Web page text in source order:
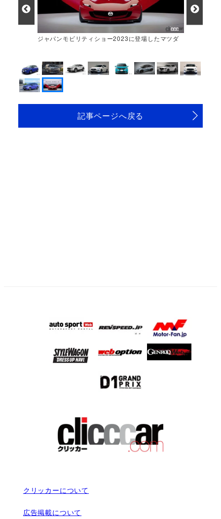
ジャパンモビリティショー2023に登場したマツダ
記事ページへ戻る
クリッカーについて
広告掲載について